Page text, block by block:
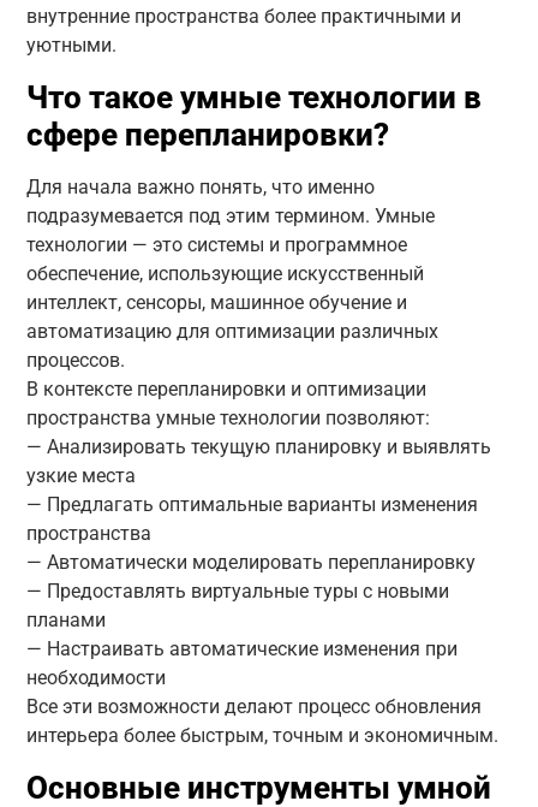
внутренние пространства более практичными и
уютными.
Что такое умные технологии в
сфере перепланировки?
Для начала важно понять, что именно
подразумевается под этим термином. Умные
технологии — это системы и программное
обеспечение, использующие искусственный
интеллект, сенсоры, машинное обучение и
автоматизацию для оптимизации различных
процессов.
В контексте перепланировки и оптимизации
пространства умные технологии позволяют:
— Анализировать текущую планировку и выявлять
узкие места
— Предлагать оптимальные варианты изменения
пространства
— Автоматически моделировать перепланировку
— Предоставлять виртуальные туры с новыми
планами
— Настраивать автоматические изменения при
необходимости
Все эти возможности делают процесс обновления
интерьера более быстрым, точным и экономичным.
Основные инструменты умной